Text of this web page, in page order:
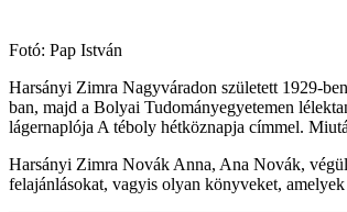
Fotó: Pap István
Harsányi Zimra Nagyváradon született 1929-
ban, majd a Bolyai Tudományegyetemen
lágernaplója A téboly hétköznapja címmel.
Harsányi Zimra Novák Anna, Ana Novák,
felajánlásokat, vagyis olyan könyveket,